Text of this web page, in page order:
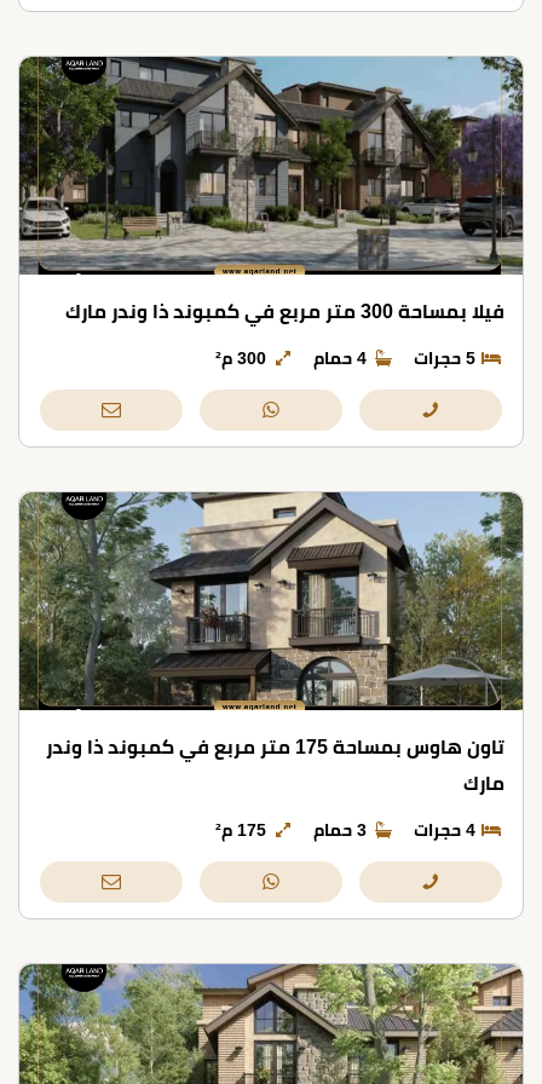
فيلا بمساحة 300 متر مربع في كمبوند ذا وندر مارك
5 حجرات 4 حمام 300 م²
تاون هاوس بمساحة 175 متر مربع في كمبوند ذا وندر
مارك
4 حجرات 3 حمام 175 م²